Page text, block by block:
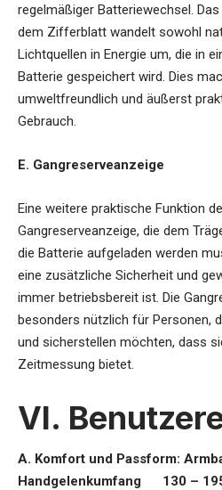
regelmäßiger Batteriewechsel.
dem Zifferblatt wandelt sowohl
Lichtquellen in Energie um, die in
Batterie gespeichert wird. Dies
umweltfreundlich und äußerst
Gebrauch.
E. Gangreserveanzeige
Eine weitere praktische Funktion
Gangreserveanzeige, die dem
die Batterie aufgeladen werden
eine zusätzliche Sicherheit und
immer betriebsbereit ist. Die
besonders nützlich für Personen,
und sicherstellen möchten, dass
Zeitmessung bietet.
VI.
A. Komfort und Passform:
Handgelenkumfang 130 –